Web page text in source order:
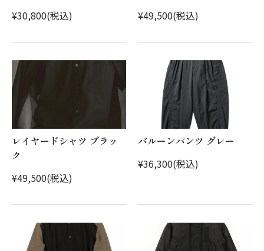
¥30,800(税込) ¥49,500(税込)
レイヤードシャツ ブラッ
ク
¥49,500(税込)
バルーンパンツ グレー
¥36,300(税込)